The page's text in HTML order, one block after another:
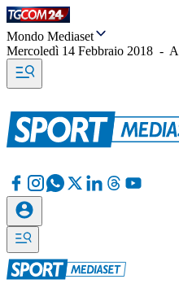
Mondo Mediaset
Mercoledì 14 Febbraio 2018 -